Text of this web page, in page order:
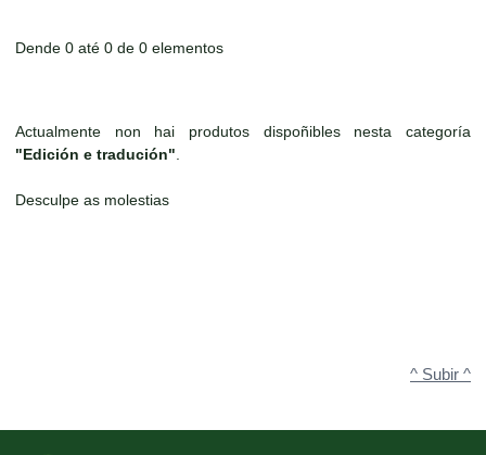
Dende 0 até 0 de 0 elementos
Actualmente non hai produtos dispoñibles nesta categoría
"Edición e tradución"
Desculpe as molestias
^ Subir ^